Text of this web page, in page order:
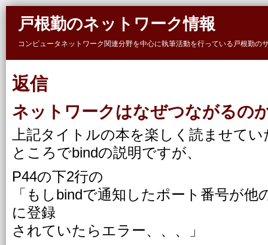
戸根勤のネットワーク情報
コンピュータネットワーク関連分野を中心に執筆活動を行っている戸根勤
返信
ネットワークはなぜつながるの
上記タイトルの本を楽しく読ませて
ところでbindの説明ですが、
P44の下2行の
「もしbindで通知したポート番号が
に登録
されていたらエラー、、、」